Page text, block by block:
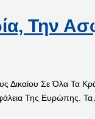
Την
Δικαίου Σε Όλα Τα
Της Ευρώπης.